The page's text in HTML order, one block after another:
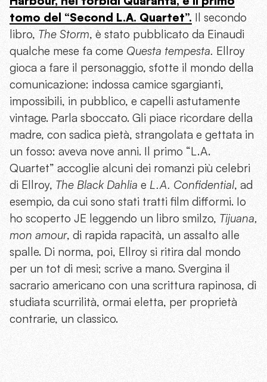
tomo del “Second L.A. Quartet”. Il secondo
libro, The Storm, è stato pubblicato da Einaudi
qualche mese fa come Questa tempesta. Ellroy
gioca a fare il personaggio, sfotte il mondo della
comunicazione: indossa camice sgargianti,
impossibili, in pubblico, e capelli astutamente
vintage. Parla sboccato. Gli piace ricordare della
madre, con sadica pietà, strangolata e gettata in
un fosso: aveva nove anni. Il primo “L.A.
Quartet” accoglie alcuni dei romanzi più celebri
di Ellroy, The Black Dahlia e L.A. Confidential, ad
esempio, da cui sono stati tratti film difformi. Io
ho scoperto JE leggendo un libro smilzo, Tijuana,
mon amour, di rapida rapacità, un assalto alle
spalle. Di norma, poi, Ellroy si ritira dal mondo
per un tot di mesi; scrive a mano. Svergina il
sacrario americano con una scrittura rapinosa, di
studiata scurrilità, ormai eletta, per proprietà
contrarie, un classico.